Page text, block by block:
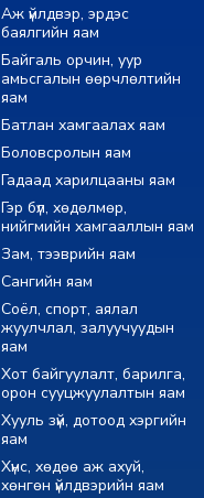
Аж үйлдвэр, эрдэс
баялгийн яам
Байгаль орчин, уур
амьсгалын өөрчлөлтийн
яам
Батлан хамгаалах яам
Боловсролын яам
Гадаад харилцааны яам
Гэр бүл, хөдөлмөр,
нийгмийн хамгааллын яам
Зам, тээврийн яам
Сангийн яам
Соёл, спорт, аялал
жуулчлал, залуучуудын
яам
Хот байгуулалт, барилга,
орон сууцжуулалтын яам
Хууль зүй, дотоод хэргийн
яам
Хүнс, хөдөө аж ахуй,
хөнгөн үйлдвэрийн яам